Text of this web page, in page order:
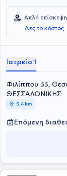
εξυπηρέτηση των
αναλαμβάνει.
Απλή επίσκεψη
Δες το κόστος
Ιατρείο 1
Φιλίππου 33,
ΘΕΣΣΑΛΟΝΙΚΗΣ
5,4 km
Επόμενη